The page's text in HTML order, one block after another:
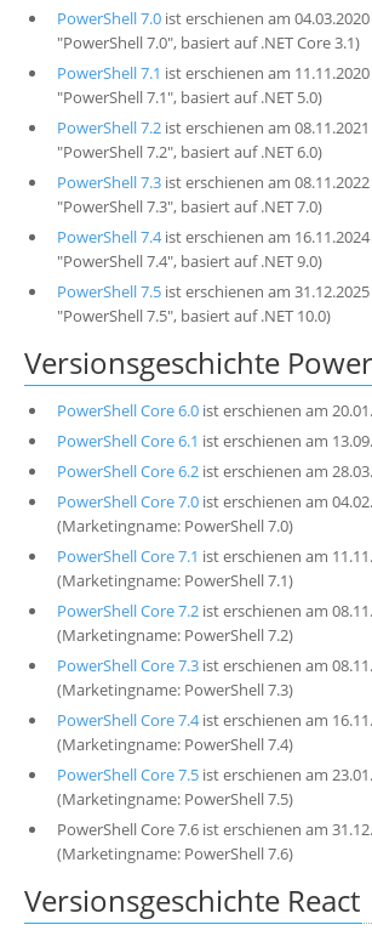
PowerShell 7.0ist erschienen am
"PowerShell 7.0", basiert auf .NET Core 3.1)
PowerShell 7.1 ist erschienen am
"PowerShell 7.1", basiert auf .NET 5.0)
PowerShell 7.2ist erschienen am
"PowerShell 7.2", basiert auf .NET 6.0)
PowerShell 7.3ist erschienen am
"PowerShell 7.3", basiert auf .NET 7.0)
PowerShell 7.4ist erschienen am
"PowerShell 7.4", basiert auf .NET 9.0)
PowerShell 7.5ist erschienen am
"PowerShell 7.5", basiert auf .NET 10.0)
Versionsgeschichte
PowerShell Core 6.0ist erschienen am
PowerShell Core 6.1 ist erschienen am
PowerShell Core 6.2ist erschienen am
PowerShell Core 7.0ist erschienen am
(Marketingname: PowerShell 7.0)
PowerShell Core 7.1 ist erschienen am
(Marketingname: PowerShell 7.1)
PowerShell Core 7.2ist erschienen am
(Marketingname: PowerShell 7.2)
PowerShell Core 7.3ist erschienen am
(Marketingname: PowerShell 7.3)
PowerShell Core 7.4ist erschienen am
(Marketingname: PowerShell 7.4)
PowerShell Core 7.5ist erschienen am
(Marketingname: PowerShell 7.5)
PowerShell Core 7.6 ist erschienen am
(Marketingname: PowerShell 7.6)
Versionsgeschichte React